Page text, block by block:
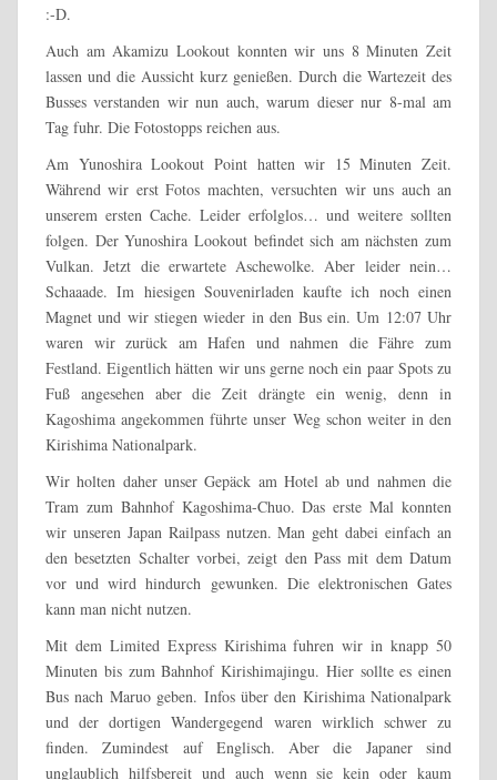
:-D.
Auch am Akamizu Lookout konnten wir uns 8 Minuten Zeit
lassen und die Aussicht kurz genießen. Durch die Wartezeit des
Busses verstanden wir nun auch, warum dieser nur 8-mal am
Tag fuhr. Die Fotostopps reichen aus.
Am Yunoshira Lookout Point hatten wir 15 Minuten Zeit.
Während wir erst Fotos machten, versuchten wir uns auch an
unserem ersten Cache. Leider erfolglos… und weitere sollten
folgen. Der Yunoshira Lookout befindet sich am nächsten zum
Vulkan. Jetzt die erwartete Aschewolke. Aber leider nein…
Schaaade. Im hiesigen Souvenirladen kaufte ich noch einen
Magnet und wir stiegen wieder in den Bus ein. Um 12:07 Uhr
waren wir zurück am Hafen und nahmen die Fähre zum
Festland. Eigentlich hätten wir uns gerne noch ein paar Spots zu
Fuß angesehen aber die Zeit drängte ein wenig, denn in
Kagoshima angekommen führte unser Weg schon weiter in den
Kirishima Nationalpark.
Wir holten daher unser Gepäck am Hotel ab und nahmen die
Tram zum Bahnhof Kagoshima-Chuo. Das erste Mal konnten
wir unseren Japan Railpass nutzen. Man geht dabei einfach an
den besetzten Schalter vorbei, zeigt den Pass mit dem Datum
vor und wird hindurch gewunken. Die elektronischen Gates
kann man nicht nutzen.
Mit dem Limited Express Kirishima fuhren wir in knapp 50
Minuten bis zum Bahnhof Kirishimajingu. Hier sollte es einen
Bus nach Maruo geben. Infos über den Kirishima Nationalpark
und der dortigen Wandergegend waren wirklich schwer zu
finden. Zumindest auf Englisch. Aber die Japaner sind
unglaublich hilfsbereit und auch wenn sie kein oder kaum